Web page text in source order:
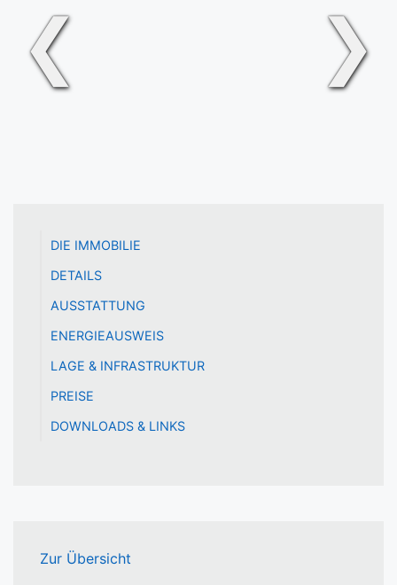
❮ ❯
DIE IMMOBILIE
DETAILS
AUSSTATTUNG
ENERGIEAUSWEIS
LAGE & INFRASTRUKTUR
PREISE
DOWNLOADS & LINKS
Zur Übersicht